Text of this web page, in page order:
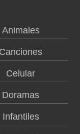
Animales
Canciones
Celular
Doramas
Infantiles